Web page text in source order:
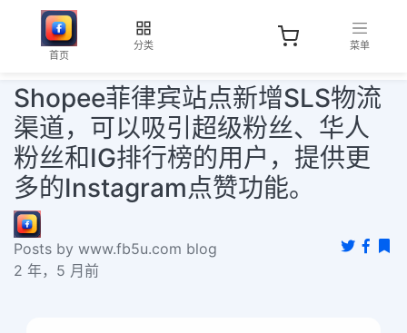
首页
分类 菜单
Shopee菲律宾站点新增SLS物流
渠道，可以吸引超级粉丝、华人
粉丝和IG排行榜的用户，提供更
多的Instagram点赞功能。
Posts by www.fb5u.com blog
2 年，5 月前